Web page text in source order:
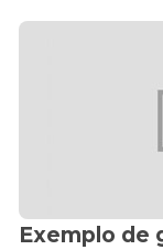
Exemplo de